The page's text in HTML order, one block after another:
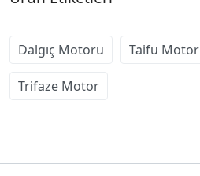
Dalgıç Motoru Taifu Motor
Trifaze Motor